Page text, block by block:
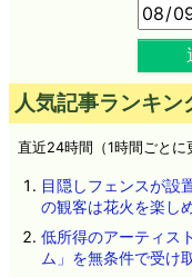
人気記事ランキン
直近24時間（1時間ごとに
目隠しフェンスが設
の観客は花火を楽し
低所得のアーティス
ム」を無条件で受け